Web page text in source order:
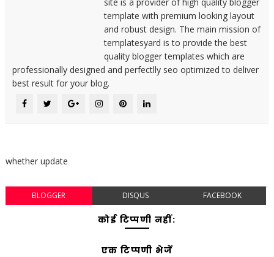
template with premium looking layout
and robust design. The main mission of
templatesyard is to provide the best
quality blogger templates which are
professionally designed and perfectlly seo optimized to deliver
best result for your blog.
whether update
BLOGGER DISQUS FACEBOOK
कोई टिप्पणी नहीं:
एक टिप्पणी भेजें